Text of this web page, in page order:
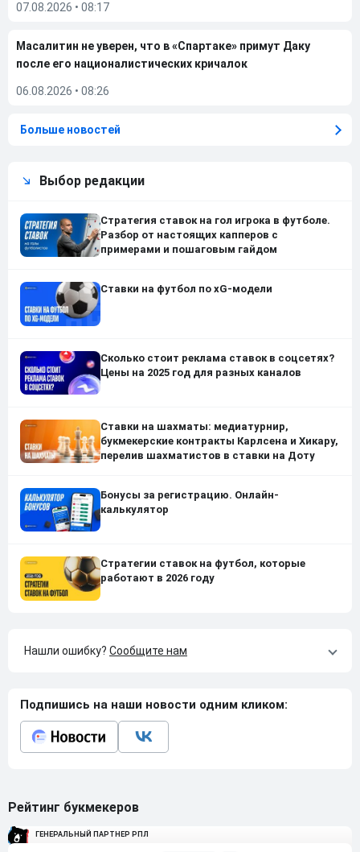
07.08.2026 • 08:17
Масалитин не уверен, что в «Спартаке» примут Даку
после его националистических кричалок
06.08.2026 • 08:26
Больше новостей
Выбор редакции
Стратегия ставок на гол игрока в футболе.
Разбор от настоящих капперов с
примерами и пошаговым гайдом
Ставки на футбол по xG-модели
Сколько стоит реклама ставок в соцсетях?
Цены на 2025 год для разных каналов
Ставки на шахматы: медиатурнир,
букмекерские контракты Карлсена и Хикару,
перелив шахматистов в ставки на Доту
Бонусы за регистрацию. Онлайн-
калькулятор
Стратегии ставок на футбол, которые
работают в 2026 году
Нашли ошибку? Сообщите нам
Подпишись на наши новости одним кликом:
Рейтинг букмекеров
ГЕНЕРАЛЬНЫЙ ПАРТНЕР РПЛ